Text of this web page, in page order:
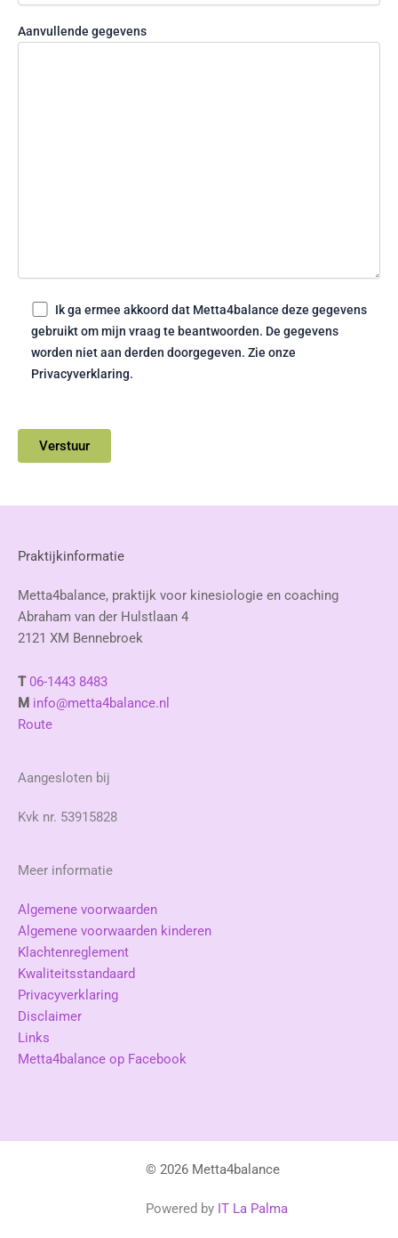
Aanvullende gegevens
Ik ga ermee akkoord dat Metta4balance deze gegevens
gebruikt om mijn vraag te beantwoorden. De gegevens
worden niet aan derden doorgegeven. Zie onze
Privacyverklaring.
Praktijkinformatie
Metta4balance, praktijk voor kinesiologie en coaching
Abraham van der Hulstlaan 4
2121 XM Bennebroek
T 06-1443 8483
M info@metta4balance.nl
Route
Aangesloten bij
Kvk nr. 53915828
Meer informatie
Algemene voorwaarden
Algemene voorwaarden kinderen
Klachtenreglement
Kwaliteitsstandaard
Privacyverklaring
Disclaimer
Links
Metta4balance op Facebook
© 2026 Metta4balance
Powered by IT La Palma